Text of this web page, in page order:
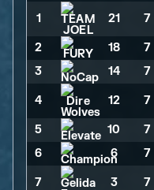
1
21 7
2 18 7
3
14 7
4 12 7
5 10 7
6
6 7
7 3 7